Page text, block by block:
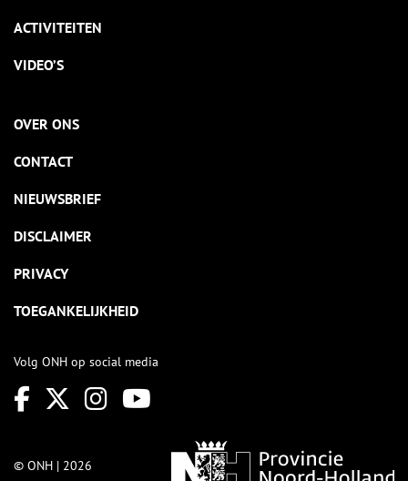
ACTIVITEITEN
VIDEO’S
OVER ONS
CONTACT
NIEUWSBRIEF
DISCLAIMER
PRIVACY
TOEGANKELIJKHEID
Volg ONH op social media
© ONH | 2026